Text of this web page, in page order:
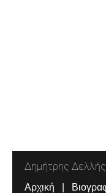
Δημήτρης Δελλής
Αρχική